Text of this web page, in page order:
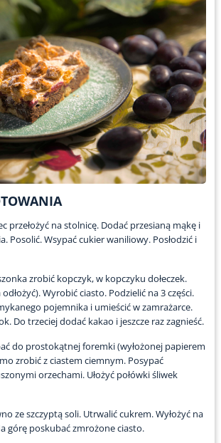
przełożyć na stolnicę. Dodać przesianą mąkę i
Posolić. Wsypać cukier waniliowy. Posłodzić i
zrobić kopczyk, w kopczyku dołeczek.
odłożyć). Wyrobić ciasto. Podzielić na 3 części.
pojemnika i umieścić w zamrażarce.
Do trzeciej dodać kakao i jeszcze raz zagnieść.
do prostokątnej foremki (wyłożonej papierem
zrobić z ciastem ciemnym. Posypać
orzechami. Ułożyć połówki śliwek
ze szczyptą soli. Utrwalić cukrem. Wyłożyć na
górę poskubać zmrożone ciasto.